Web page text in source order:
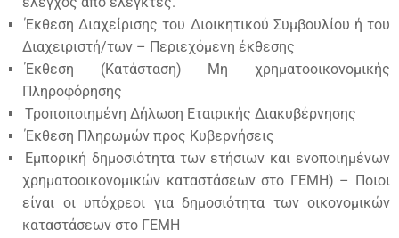
Έκθεση Διαχείρισης του Διοικητικού Συμβουλίου ή του
Διαχειριστή/των – Περιεχόμενη έκθεσης
Έκθεση (Κατάσταση) Μη χρηματοοικονομικής
Πληροφόρησης
Τροποποιημένη Δήλωση Εταιρικής Διακυβέρνησης
Έκθεση Πληρωμών προς Κυβερνήσεις
Εμπορική δημοσιότητα των ετήσιων και ενοποιημένων
χρηματοοικονομικών καταστάσεων στο ΓΕΜΗ) – Ποιοι
είναι οι υπόχρεοι για δημοσιότητα των οικονομικών
καταστάσεων στο ΓΕΜΗ